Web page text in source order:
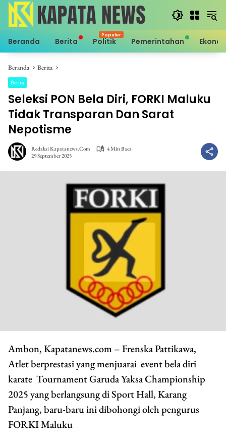
Langsung
konten
Beranda Berita Politik Pemerintahan
Beranda Berita
Berita
Seleksi PON Bela Diri, FORKI Maluku
Tidak Transparan Dan Sarat
Nepotisme
Redaksi Kapatanews.com
4 Min Baca
29 September 2025
Ambon, Kapatanews.com – Frenska Pattikawa,
Atlet berprestasi yang menjuarai event bela diri
karate Tournament Garuda Yaksa Championship
2025 yang berlangsung di Sport Hall, Karang
Panjang, baru-baru ini dibohongi oleh pengurus
FORKI Maluku